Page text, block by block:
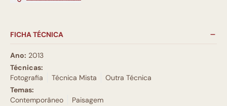
FICHA TÉCNICA
Ano: 2013
Técnicas:
Fotografia
Técnica Mista
Outra Técnica
Temas:
Contemporâneo
Paisagem